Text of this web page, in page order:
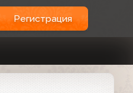
Регистрация